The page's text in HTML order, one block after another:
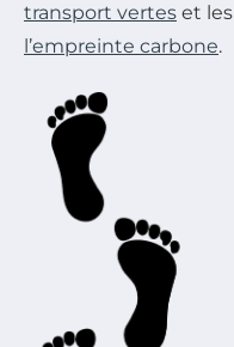
transport vertes et les
l’empreinte carbone.